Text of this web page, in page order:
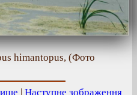
himantopus, (Фото
Наступне зображення